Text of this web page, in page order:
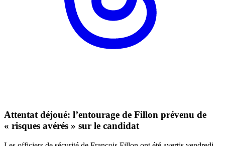
Attentat déjoué: l’entourage de Fillon prévenu de
« risques avérés » sur le candidat